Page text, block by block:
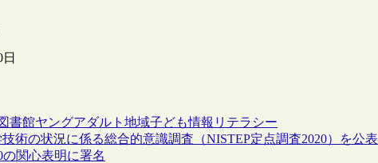
書館ヤングアダルト 地域子ども情報リテラシー
術の状況に係る総合的意識調査（NISTEP定点調査2020）を公表
関心表明に署名